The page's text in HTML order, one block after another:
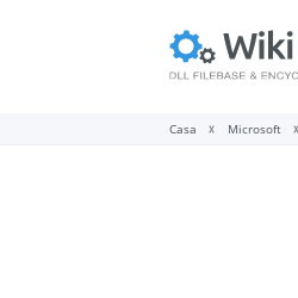
Casa Microsoft